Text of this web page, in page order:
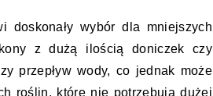
wybór dla mniejszych
z dużą ilością doniczek czy
przepływ wody, co jednak może
roślin, które nie potrzebują dużej